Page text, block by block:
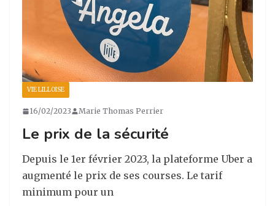
VIE LILLOISE
16/02/2023 Marie Thomas Perrier
Le prix de la sécurité
Depuis le 1er février 2023, la plateforme Uber a
augmenté le prix de ses courses. Le tarif
minimum pour un